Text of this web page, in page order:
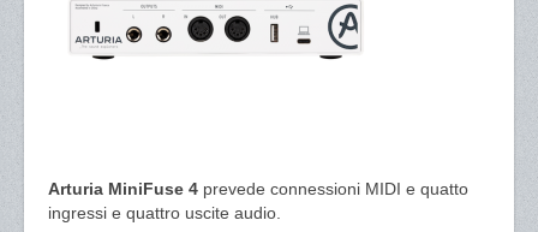
Arturia MiniFuse 4 prevede connessioni MIDI e quatto
ingressi e quattro uscite audio.